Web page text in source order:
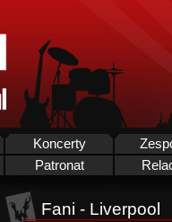
Koncerty
Patronat
Fani - Liverpool